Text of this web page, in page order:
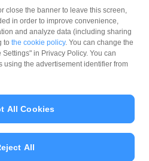
の考え方
Corporation
close the banner to leave this screen,
in order to improve convenience,
and analyze data (including sharing
to the cookie policy. You can change the
in Privacy Policy. You can
using the advertisement identifier from
All
All Cookies